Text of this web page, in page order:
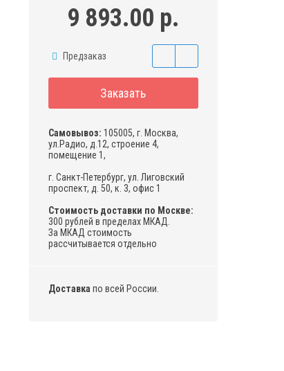
9 893.00 р.
Предзаказ
Заказать
Самовывоз: 105005, г. Москва,
ул.Радио, д.12, строение 4,
помещение 1,
г. Санкт-Петербург, ул. Лиговский
проспект, д. 50, к. 3, офис 1
Стоимость доставки по Москве:
300 рублей в пределах МКАД.
За МКАД стоимость
рассчитывается отдельно
Доставка по всей России.